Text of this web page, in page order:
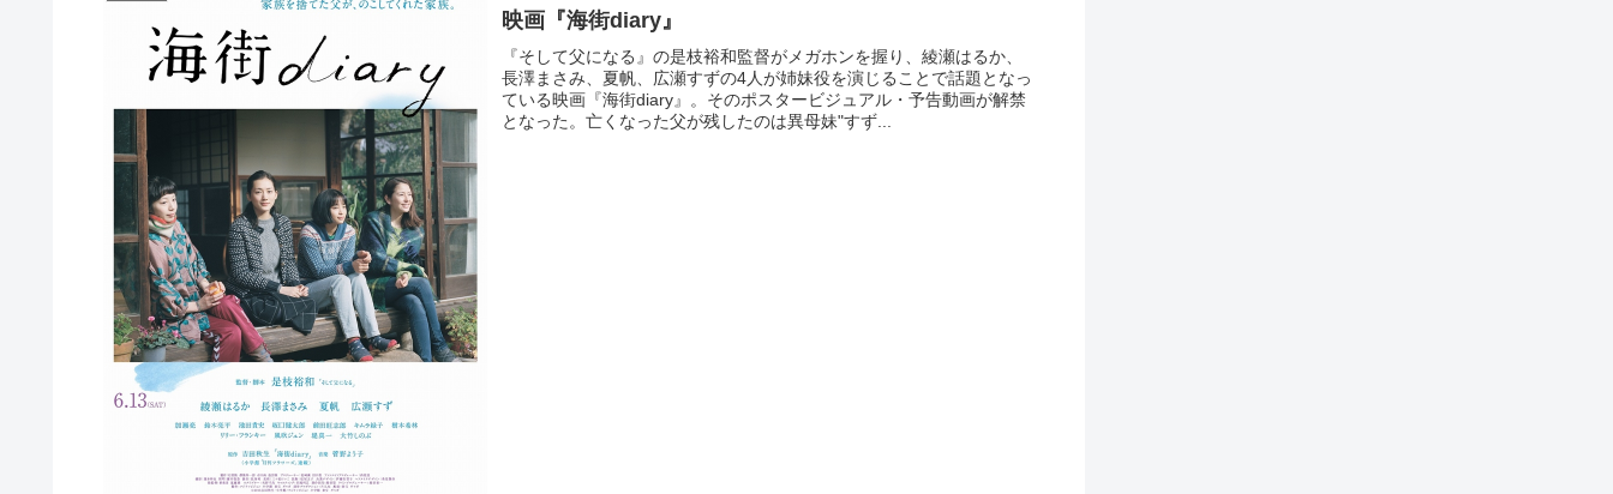
映画『海街diary』
『そして父になる』の是枝裕和監督がメガホンを握り、綾瀬はるか、
長澤まさみ、夏帆、広瀬すずの4人が姉妹役を演じることで話題となっ
ている映画『海街diary』。そのポスタービジュアル・予告動画が解禁
となった。亡くなった父が残したのは異母妹"すず...